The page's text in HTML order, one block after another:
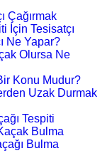
Çağırmak
İçin Tesisatçı
Ne Yapar?
Olursa Ne
Konu Mudur?
Uzak Durmak
Tespiti
Bulma
Bulma